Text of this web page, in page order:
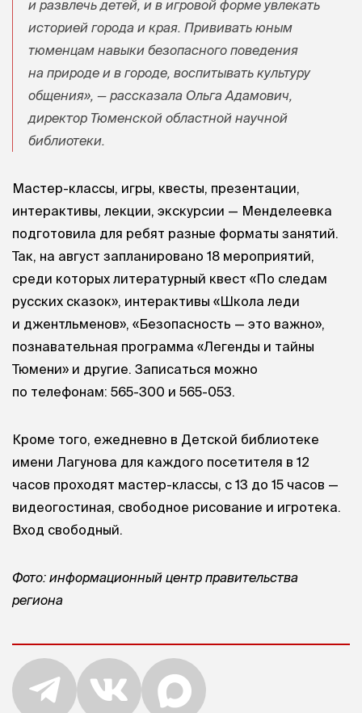
и развлечь детей, и в игровой форме увлекать
историей города и края. Прививать юным
тюменцам навыки безопасного поведения
на природе и в городе, воспитывать культуру
общения», — рассказала Ольга Адамович,
директор Тюменской областной научной
библиотеки.
Мастер-классы, игры, квесты, презентации,
интерактивы, лекции, экскурсии — Менделеевка
подготовила для ребят разные форматы занятий.
Так, на август запланировано 18 мероприятий,
среди которых литературный квест «По следам
русских сказок», интерактивы «Школа леди
и джентльменов», «Безопасность — это важно»,
познавательная программа «Легенды и тайны
Тюмени» и другие. Записаться можно
по телефонам: 565-300 и 565-053.
Кроме того, ежедневно в Детской библиотеке
имени Лагунова для каждого посетителя в 12
часов проходят мастер-классы, с 13 до 15 часов —
видеогостиная, свободное рисование и игротека.
Вход свободный.
Фото: информационный центр правительства
региона